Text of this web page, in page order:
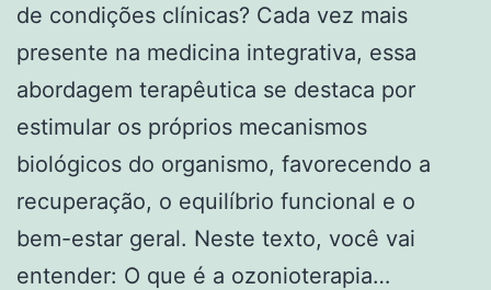
de condições clínicas? Cada vez mais
presente na medicina integrativa, essa
abordagem terapêutica se destaca por
estimular os próprios mecanismos
biológicos do organismo, favorecendo a
recuperação, o equilíbrio funcional e o
bem-estar geral. Neste texto, você vai
entender: O que é a ozonioterapia…